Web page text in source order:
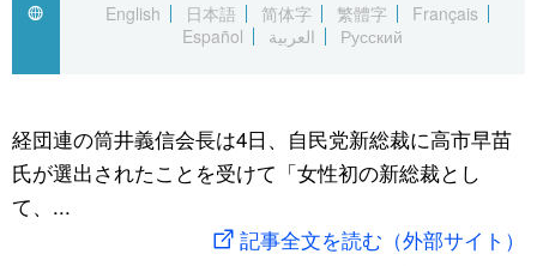
Русский
国際
文化
アーカイブ
Japan Data
動画/Live
スポーツ・東京2020
English
日本語 简体字 繁體字
Français
Español
العربية Русский
経団連の筒井義信会長は4日、自民党新総裁に高市早苗
氏が選出されたことを受けて「女性初の新総裁とし
て、...
記事全文を読む（外部サイト）